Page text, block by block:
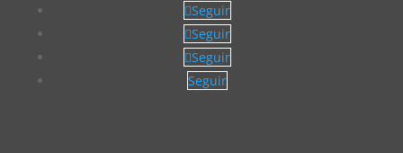
Seguir
Seguir
Seguir
Seguir